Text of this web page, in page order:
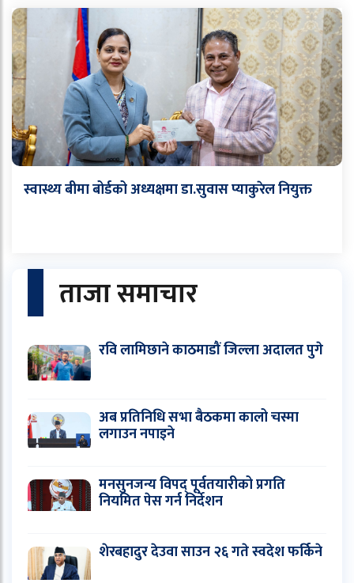
स्वास्थ्य बीमा बोर्डको अध्यक्षमा डा.सुवास प्याकुरेल नियुक्त
ताजा समाचार
रवि लामिछाने काठमाडौं जिल्ला अदालत पुगे
अब प्रतिनिधि सभा बैठकमा कालो चस्मा
लगाउन नपाइने
मनसुनजन्य विपद् पूर्वतयारीको प्रगति
नियमित पेस गर्न निर्देशन
शेरबहादुर देउवा साउन २६ गते स्वदेश फर्किने